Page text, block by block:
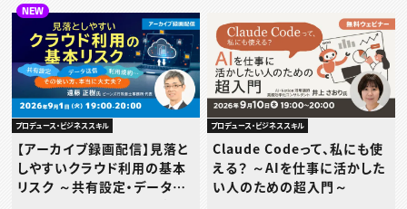
NEW
プロデュース・ビジネススキル
【アーカイブ録画配信】見落と
しやすいクラウド利用の基本
リスク ～共有設定・データ送
プロデュース・ビジネススキル
Claude Codeって、私にも使
える？ ～AIを仕事に活かした
い人のための超入門～